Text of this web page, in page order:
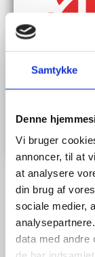
Samtykke
Denne
Vi bruger
annoncer, til at
at analysere
din brug af
sociale medier,
data med andre
Når du trykker
ugentlige